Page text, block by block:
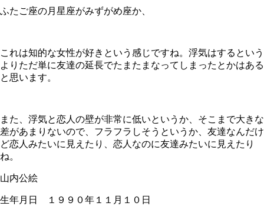
ふたご座の月星座がみずがめ座か、
これは知的な女性が好きという感じですね。浮気はするという
よりただ単に友達の延長でたまたまなってしまったとかはある
と思います。
また、浮気と恋人の壁が非常に低いというか、そこまで大きな
差があまりないので、フラフラしそうというか、友達なんだけ
ど恋人みたいに見えたり、恋人なのに友達みたいに見えたり
ね。
山内公絵
生年月日 １９９０年１１月１０日